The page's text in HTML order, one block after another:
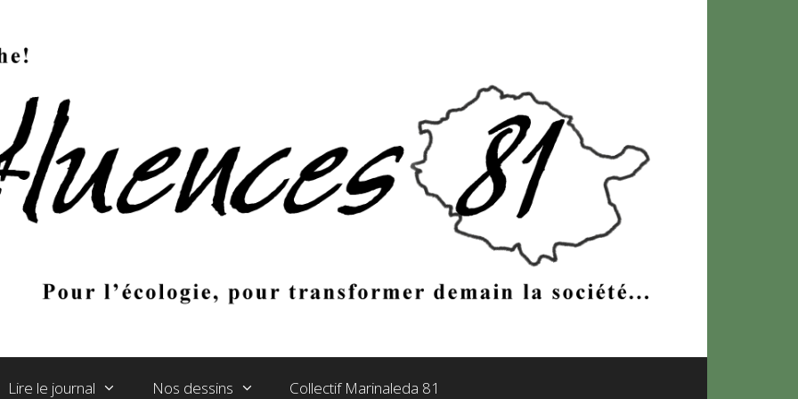
Lire le journal Nos dessins Collectif Marinaleda 81